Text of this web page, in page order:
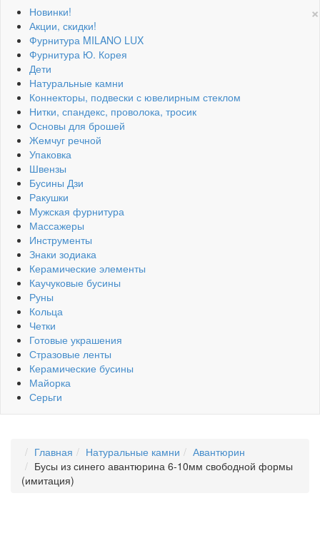
×
Новинки!
Акции, скидки!
Фурнитура MILANO LUX
Фурнитура Ю. Корея
Дети
Натуральные камни
Коннекторы, подвески с ювелирным стеклом
Нитки, спандекс, проволока, тросик
Основы для брошей
Жемчуг речной
Упаковка
Швензы
Бусины Дзи
Ракушки
Мужская фурнитура
Массажеры
Инструменты
Знаки зодиака
Керамические элементы
Каучуковые бусины
Руны
Кольца
Четки
Готовые украшения
Стразовые ленты
Керамические бусины
Майорка
Серьги
Главная Натуральные камни
Авантюрин
Бусы из синего авантюрина 6-10мм свободной формы
(имитация)